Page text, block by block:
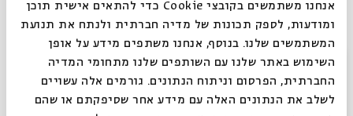
אנחנו משתמשים בקובצי Cookie כדי להתאים אישית תוכן
ומודעות, לספק תכונות של מדיה חברתית ולנתח את תנועת
המשתמשים שלנו. בנוסף, אנחנו משתפים מידע על אופן
השימוש באתר שלנו עם השותפים שלנו מתחומי המדיה
החברתית, הפרסום וניתוח הנתונים. גורמים אלה עשויים
לשלב את הנתונים האלה עם מידע אחר שסיפקתם או שהם
שחר אבן-דר מאנדלשרחד גדיא בסגנות עדות ה-Yo dawg: "
יו
כלבא! שמעתי שאתה אוהב גדיא, אז שמתי לך גדיא בתוך
השונרא, שתוכל לאכול גדיא בזמן שאתה אוכל שונרא".
איי קיי
מהבדיחות העלובות של פסח, ועינה
אותן לכרטיס ברכה. בולט בהיעדרו: בן זומא.
סגור